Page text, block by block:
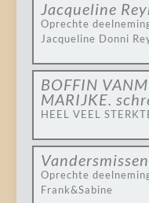
Jacqueline
Oprechte
Jacqueline Donni
BOFFIN
MARIJKE.
HEEL VEEL
Oprechte
Frank&Sabine